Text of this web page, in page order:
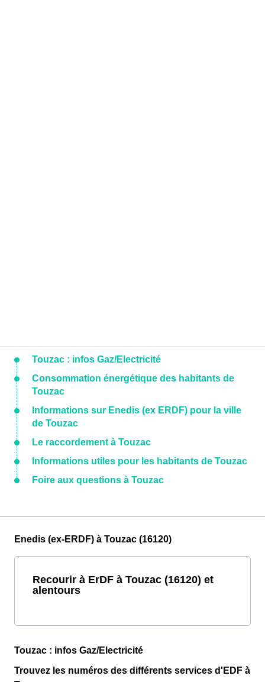
Touzac : infos Gaz/Electricité
Consommation énergétique des habitants de
Touzac
Informations sur Enedis (ex ERDF) pour la ville
de Touzac
Le raccordement à Touzac
Informations utiles pour les habitants de Touzac
Foire aux questions à Touzac
Enedis (ex-ERDF) à Touzac (16120)
Recourir à ErDF à Touzac (16120) et
alentours
Touzac : infos Gaz/Electricité
Trouvez les numéros des différents services d'EDF à